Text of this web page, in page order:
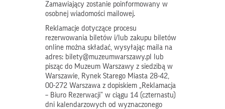
Zamawiający zostanie poinformowany w
osobnej wiadomości mailowej.
Reklamacje dotyczące procesu
rezerwowania biletów i/lub zakupu biletów
online można składać, wysyłając maila na
adres: bilety@muzeumwarszawy.pl lub
pisząc do Muzeum Warszawy z siedzibą w
Warszawie, Rynek Starego Miasta 28-42,
00-272 Warszawa z dopiskiem „Reklamacja
– Biuro Rezerwacji” w ciągu 14 (czternastu)
dni kalendarzowych od wyznaczonego